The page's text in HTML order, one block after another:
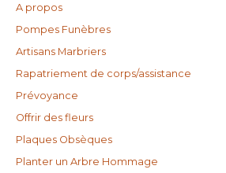
A propos
Pompes Funèbres
Artisans Marbriers
Rapatriement de corps/assistance
Prévoyance
Offrir des fleurs
Plaques Obsèques
Planter un Arbre Hommage